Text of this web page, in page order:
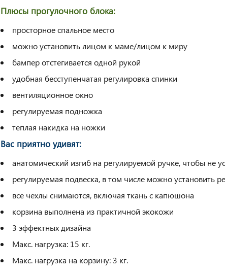
Плюсы прогулочного блока:
просторное спальное место
можно установить лицом к маме/лицом к миру
бампер отстегивается одной рукой
удобная бесступенчатая регулировка спинки
вентиляционное окно
регулируемая подножка
теплая накидка на ножки
Вас приятно удивят:
анатомический изгиб на регулируемой ручке, чтобы не
регулируемая подвеска, в том числе можно установить
все чехлы снимаются, включая ткань с капюшона
корзина выполнена из практичной экокожи
3 эффектных дизайна
Макс. нагрузка: 15 кг.
Макс. нагрузка на корзину: 3 кг.